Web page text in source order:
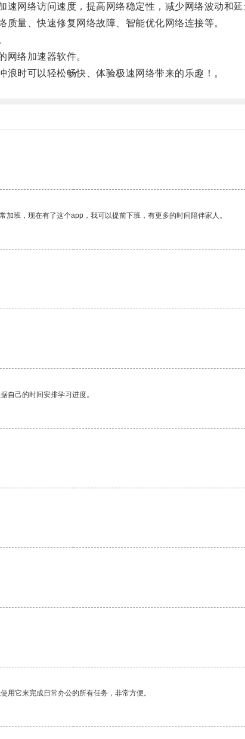
网络访问速度，提高网络稳定性，减少网络波动和延
量、快速修复网络故障、智能优化网络连接等。
络加速器软件。
时可以轻松畅快、体验极速网络带来的乐趣！。
班，现在有了这个app，我可以提前下班，有更多的时间陪伴家人。
自己的时间安排学习进度。
用它来完成日常办公的所有任务，非常方便。